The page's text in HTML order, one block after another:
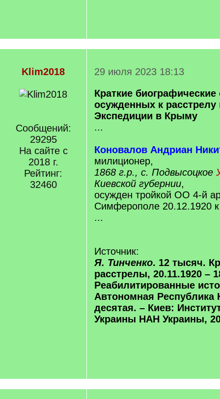
Klim2018
Сообщений:
29295
На сайте с
2018 г.
Рейтинг:
32460
29 июля 2023 18:13
Краткие
осужденных к расстрелу
Экспедиции в Крыму
...
Коновалов Андриан
милиционер,
1868 г.р., с. Подвысоцкое
Киевской губернии,
осужден тройкой ОО 4-й
Симферополе 20.12.1920
...
Источник:
Я. Тинченко. 12 тысяч.
расстрелы, 20.11.1920 –
Реабилитированные
Автономная Республика
десятая. – Киев:
Украины НАН Украины,